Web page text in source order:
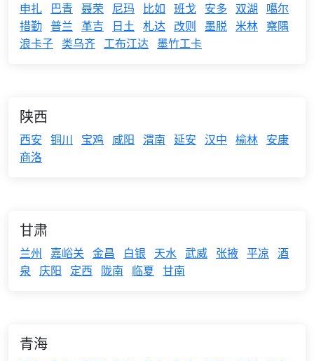
申扎
巴青 聂荣 尼玛 比如 班戈 安多 双湖
噶尔
措勤 普兰 革吉 日土 札达 改则 墨脱 米林 察隅
浪卡子 类乌齐 工布江达 墨竹工卡
陕西
西安 铜川 宝鸡 咸阳 渭南 延安 汉中 榆林 安康
商洛
甘肃
兰州 嘉峪关 金昌 白银 天水 武威 张掖 平凉 酒
泉
庆阳 定西 陇南 临夏 甘南
青海